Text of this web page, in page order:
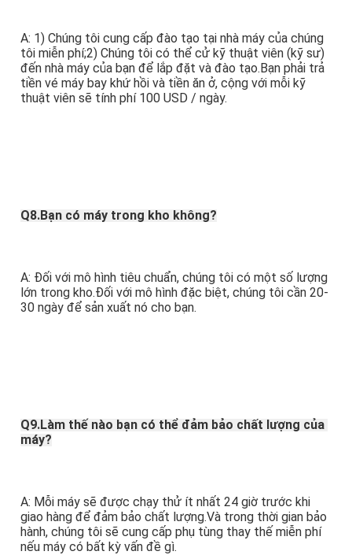
A: 1) Chúng tôi cung cấp đào tạo tại nhà máy của chúng
tôi miễn phí;2) Chúng tôi có thể cử kỹ thuật viên (kỹ sư)
đến nhà máy của bạn để lắp đặt và đào tạo.Bạn phải trả
tiền vé máy bay khứ hồi và tiền ăn ở, cộng với mỗi kỹ
thuật viên sẽ tính phí 100 USD / ngày.
Q8.Bạn có máy trong kho không?
A: Đối với mô hình tiêu chuẩn, chúng tôi có một số lượng
lớn trong kho.Đối với mô hình đặc biệt, chúng tôi cần 20-
30 ngày để sản xuất nó cho bạn.
Q9.Làm thế nào bạn có thể đảm bảo chất lượng của
máy?
A: Mỗi máy sẽ được chạy thử ít nhất 24 giờ trước khi
giao hàng để đảm bảo chất lượng.Và trong thời gian bảo
hành, chúng tôi sẽ cung cấp phụ tùng thay thế miễn phí
nếu máy có bất kỳ vấn đề gì.